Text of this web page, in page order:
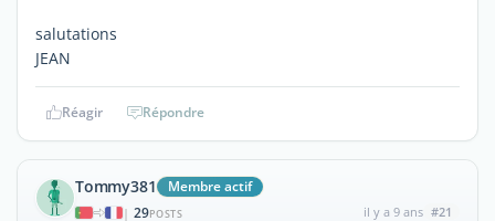
salutations
JEAN
Réagir Répondre
Tommy381 Membre actif
| 29POSTS il y a 9 ans #21